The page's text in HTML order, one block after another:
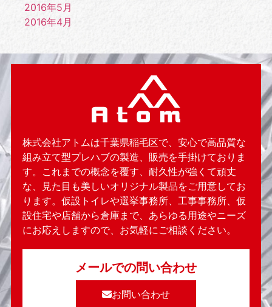
2016年5月
2016年4月
株式会社アトムは千葉県稲毛区で、安心で高品質な
組み立て型プレハブの製造、販売を手掛けておりま
す。これまでの概念を覆す、耐久性が強くて頑丈
な、見た目も美しいオリジナル製品をご用意してお
ります。仮設トイレや選挙事務所、工事事務所、仮
設住宅や店舗から倉庫まで、あらゆる用途やニーズ
にお応えしますので、お気軽にご相談ください。
メールでの問い合わせ
お問い合わせ